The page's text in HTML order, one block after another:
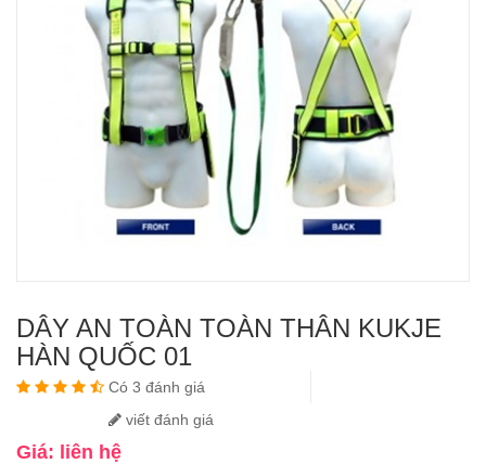
DÂY AN TOÀN TOÀN THÂN KUKJE
HÀN QUỐC 01
Có 3 đánh giá
viết đánh giá
Giá: liên hệ